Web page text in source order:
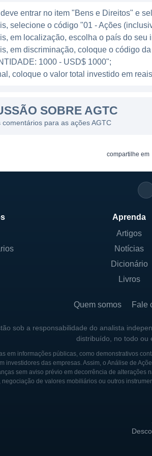
que afetam milhões de
por tratamentos inovadores, a
que podem revolucionar a
HOJE
de desenvolvimento de novos
complexa do trabalho em
buscando sempre garantir que
fundamentais da AGTC
incessante por ciência inovadora
a empresa está sempre em
não atendidas no setor de
DA AGTC
foi fundada por cientistas que
tratar doenças anteriormente
inicial de suas terapias
de sua trajetória, a AGTC
do ramo farmacêutico, o
também passou por grandes
operações para melhor atender à
diversos resultados
em pesquisa e
para a medicina moderna e
entrar no item "Bens e Direitos" e
selecione o código "01 - Ações
em localização, escolha o país do
em discriminação, coloque o código
1000 - USD$ 1000";
coloque o valor total investido em
SOBRE AGTC
comentários para as ações AGTC
compartilhe em
Aprenda
Artigos
Notícias
Dicionário
Livros
Quem somos Fale
sob a responsabilidade do analista
distribuído, no todo ou
em informações públicas, como demonstrativos
investidores das empresas. Assim, o Análise de
sem aviso prévio em decorrência de
de valores mobiliários ou outros